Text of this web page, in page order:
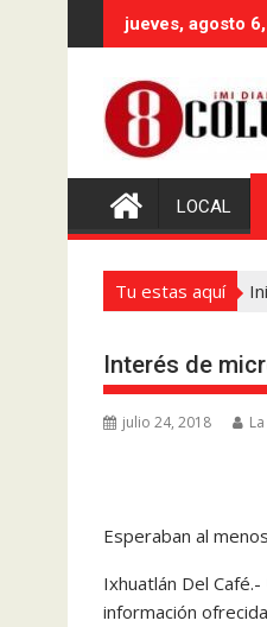
al
jueves, agosto
LOCAL
Tu estas aquí
Interés de
julio 24, 2018
Esperaban al
Ixhuatlán Del
información